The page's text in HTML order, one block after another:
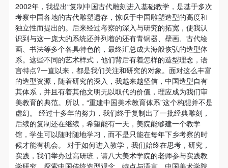
2002年，我提出“复制中国古代雕刻进入基础教学，是基于多次
考察中国各地的古代雕塑遗存，惊叹于中国雕塑造型的高度和
独立性而提出的。后来经过考察的深入与研究的拓宽，使我认
识到与这一庞大的系统还并列着的还有青铜器、壁画、古代绘
画、书法等多个各具特色的，最终汇总成大海般恢弘的造型体
系。这些不同的艺术样式，他们背后有着怎样的造型理念，语
言特点?一直以来，都是我们关注和研究的对象。面对这么丰富
的造型资源，随着研究的深入，我越来越坚信，中国造型自有
其体系，并且有着其他文明无以取代的价值，理应成为我们审
美教育的典范。所以，“重建中国美术教育体系”这个构想并不是
虚幻。 经过十多年的努力，我们终于复制出了一批经典雕刻，
后续的复制还在继续，希望能有一天，美院能够建一个教学
馆，学生可以随时随地学习，而不是只能在每年下乡考察的时
候才能有机会。 对于如何进入教学，我们始终在思考，研究，
实践，我们举办过高研班，请八大美术学院的老师参与实践教
学研究，探索中国传统造型观念、特点与语言。中国美术学院
手机号码
发送验证码
手机号码将作为您的登录账号
验证码
登录
可使用雅昌艺术网会员账户登录
第二条
参加本次活动者必须遵守中华人民共和国的相关法
律、法规，必须遵循道德和社会公德规范，并应该具
备以人为本、团结友爱、互相帮助和助人为乐的良好
品质。
第三条
参加本次活动人员应该是成年人（具有完全民事行为
能力的人，18周岁以上）未成年人必须在成年人的陪
同下参观。
第四条
参加活动者在此次活动期间的人身安全责任自负。鼓
第二条
参加本次活动者必须遵守中华人民共和国的相关法
律、法规，必须遵循道德和社会公德规范，并应该具
备以人为本、团结友爱、互相帮助和助人为乐的良好
品质。
第三条
参加本次活动人员应该是成年人（具有完全民事行为
能力的人，18周岁以上）未成年人必须在成年人的陪
同下参观。
第四条
参加活动者在此次活动期间的人身安全责任自负。鼓
第二条
参加本次活动者必须遵守中华人民共和国的相关法
律、法规，必须遵循道德和社会公德规范，并应该具
备以人为本、团结友爱、互相帮助和助人为乐的良好
品质。
第三条
参加本次活动人员应该是成年人（具有完全民事行为
能力的人，18周岁以上）未成年人必须在成年人的陪
同下参观。
第四条
参加活动者在此次活动期间的人身安全责任自负。鼓